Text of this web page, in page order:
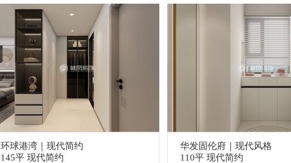
环球港湾｜现代简约
145平 现代简约
华发固伦府｜现代风格
110平 现代简约